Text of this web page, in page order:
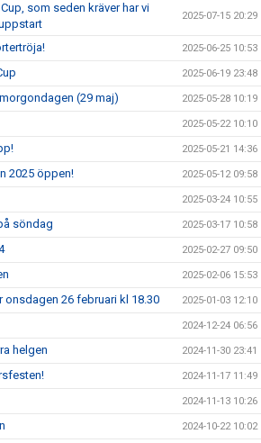
som seden kräver har vi
2025-07-15 20:29
2025-06-25 10:53
2025-06-19 23:48
(29 maj) 2025-05-28 10:19
2025-05-22 10:10
2025-05-21 14:36
2025 öppen! 2025-05-12 09:58
2025-03-24 10:55
söndag 2025-03-17 10:58
2025-02-27 09:50
2025-02-06 15:53
onsdagen 26 februari kl 18.30 2025-01-03 12:10
2024-12-24 06:56
helgen 2024-11-30 23:41
2024-11-17 11:49
2024-11-13 10:26
2024-10-22 10:02